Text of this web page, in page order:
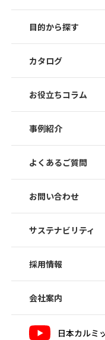
目的から探す
カタログ
お役立ちコラム
事例紹介
よくあるご質問
お問い合わせ
サステナビリティ
採用情報
会社案内
日本カルミ